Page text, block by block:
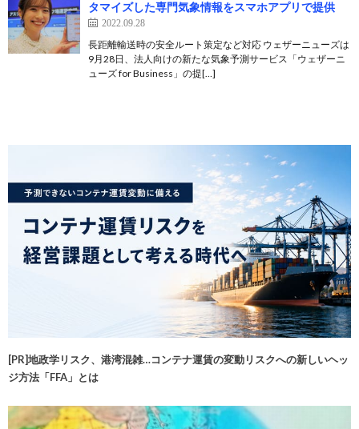
タマイズした専門気象情報をスマホアプリで提供
2022.09.28
長距離輸送時の安全ルート策定など対応 ウェザーニューズは
9月28日、法人向けの新たな気象予測サービス「ウェザーニ
ューズ for Business」の提[…]
[PR]地政学リスク、港湾混雑…コンテナ運賃の変動リスクへの新しいヘッ
ジ方法「FFA」とは